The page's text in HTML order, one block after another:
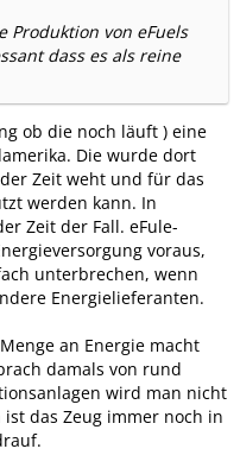
Produktion von eFuels
dass es als reine
ob die noch läuft ) eine
Die wurde dort
Zeit weht und für das
werden kann. In
Zeit der Fall. eFule-
voraus,
unterbrechen, wenn
Energielieferanten.
an Energie macht
damals von rund
wird man nicht
das Zeug immer noch in